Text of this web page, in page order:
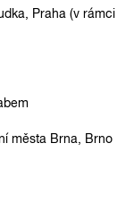
Praha (v rámci
města Brna, Brno